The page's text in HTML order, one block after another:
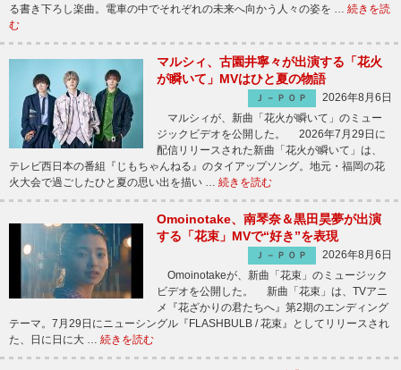
る書き下ろし楽曲。電車の中でそれぞれの未来へ向かう人々の姿を … 続きを読
む
マルシィ、古園井寧々が出演する「花火
が瞬いて」MVはひと夏の物語
Ｊ－ＰＯＰ
2026年8月6日
マルシィが、新曲「花火が瞬いて」のミュー
ジックビデオを公開した。 2026年7月29日に
配信リリースされた新曲「花火が瞬いて」は、
テレビ西日本の番組『じもちゃんねる』のタイアップソング。地元・福岡の花
火大会で過ごしたひと夏の思い出を描い … 続きを読む
Omoinotake、南琴奈＆黒田昊夢が出演
する「花束」MVで“好き”を表現
Ｊ－ＰＯＰ
2026年8月6日
Omoinotakeが、新曲「花束」のミュージック
ビデオを公開した。 新曲「花束」は、TVアニ
メ『花ざかりの君たちへ』第2期のエンディング
テーマ。7月29日にニューシングル『FLASHBULB / 花束』としてリリースされ
た、日に日に大 … 続きを読む